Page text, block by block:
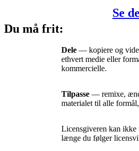
Se
Du må frit:
Dele — kopiere og
ethvert medie eller
kommercielle.
Tilpasse — remixe,
materialet til alle
Licensgiveren kan ikke
længe du følger